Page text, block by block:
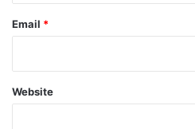
Email *
Website